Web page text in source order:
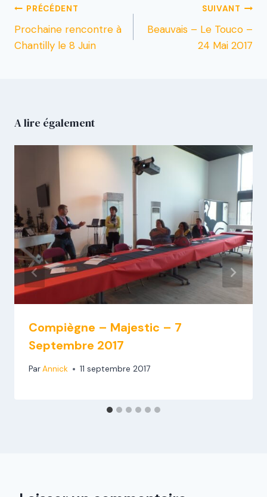
PRÉCÉDENT
Prochaine rencontre à
Chantilly le 8 Juin
SUIVANT
Beauvais – Le Touco –
24 Mai 2017
A lire également
Compiègne – Majestic – 7
Septembre 2017
ParAnnick 11 septembre 2017